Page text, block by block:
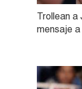
Trollean a
mensaje